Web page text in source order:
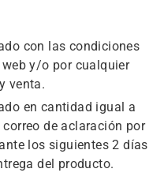
con las condiciones
y/o por cualquier
venta.
en cantidad igual a
de aclaración por
los siguientes 2 días
del producto.